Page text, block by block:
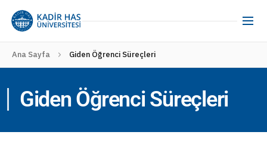
Ana Sayfa Giden Öğrenci Süreçleri
Giden Öğrenci Süreçleri